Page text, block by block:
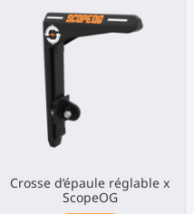
Crosse d’épaule réglable x
ScopeOG